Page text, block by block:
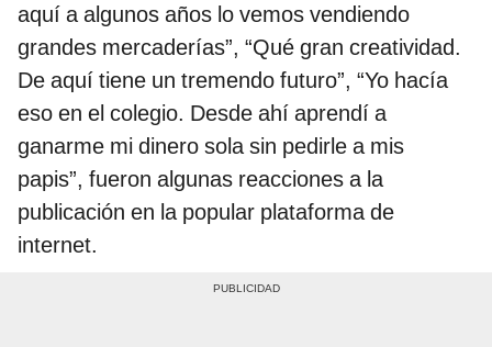
aquí a algunos años lo vemos vendiendo
grandes mercaderías”, “Qué gran creatividad.
De aquí tiene un tremendo futuro”, “Yo hacía
eso en el colegio. Desde ahí aprendí a
ganarme mi dinero sola sin pedirle a mis
papis”, fueron algunas reacciones a la
publicación en la popular plataforma de
internet.